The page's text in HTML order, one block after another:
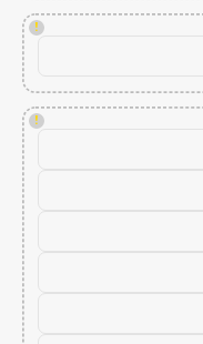
!
!